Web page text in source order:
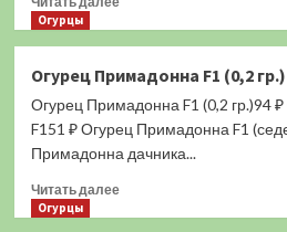
Сальери
F1
(8
(Лучшая
цена)
Огурцы
Огурец Примадонна F1 (0,2
Огурец Примадонна F1 (0,2 гр.)94
F151 ₽ Огурец Примадонна F1
Примадонна дачника...
Читать далееПрочитать
Огурцы